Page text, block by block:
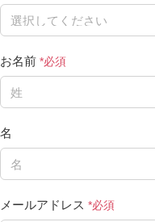
お名前
名
メールアドレス